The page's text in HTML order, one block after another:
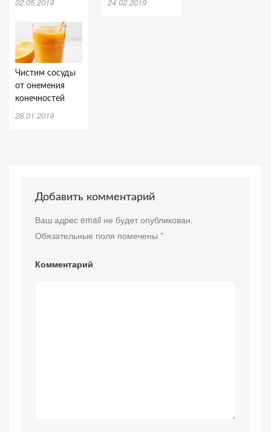
Чистим сосуды
от онемения
конечностей
28.01.2019
Добавить комментарий
Ваш адрес email не будет опубликован.
Обязательные поля помечены *
Комментарий